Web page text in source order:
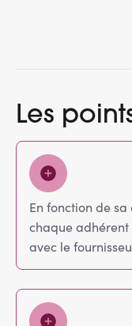
Les
En fonction de
chaque
avec le